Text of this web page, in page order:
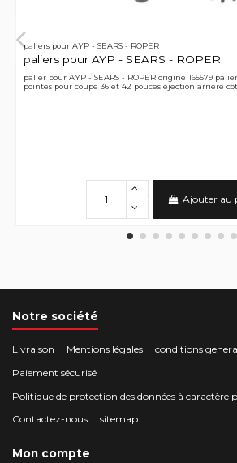
paliers pour AYP - SEARS - ROPER
paliers pour AYP - SEARS - ROPER
palier pour AYP - SEARS - ROPER origine 165579
pointes pour coupe 36 et 42 pouces éjection arrière
Ajouter au
Notre société
Livraison Mentions légales
conditions
Paiement sécurisé
Politique de protection des données à caractère
Contactez-nous
sitemap
Mon compte